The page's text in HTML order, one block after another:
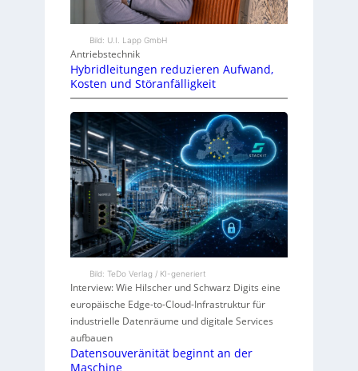
Bild: U.I. Lapp GmbH
Antriebstechnik
Hybridleitungen reduzieren Aufwand,
Kosten und Störanfälligkeit
Bild: TeDo Verlag / KI-generiert
Interview: Wie Hilscher und Schwarz Digits eine
europäische Edge-to-Cloud-Infrastruktur für
industrielle Datenräume und digitale Services
aufbauen
Datensouveränität beginnt an der
Maschine